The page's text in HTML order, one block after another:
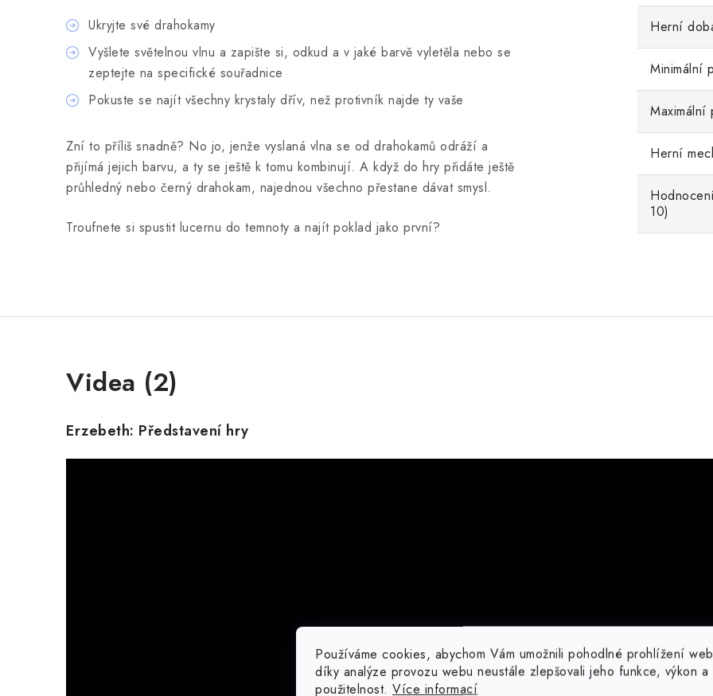
Používáme cookies, abychom Vám umožnili pohodlné prohlížení
díky analýze provozu webu neustále zlepšovali jeho funkce, výkon a
použitelnost. Více informací
Ukryjte své drahokamy
Vyšlete světelnou vlnu a zapište si, odkud a v jaké barvě vyletěla nebo se
zeptejte na specifické souřadnice
Pokuste se najít všechny krystaly dřív, než protivník najde ty vaše
Zní to příliš snadně? No jo, jenže vyslaná vlna se od drahokamů odráží a
přijímá jejich barvu, a ty se ještě k tomu kombinují. A když do hry přidáte ještě
průhledný nebo černý drahokam, najednou všechno přestane dávat smysl.
Troufnete si spustit lucernu do temnoty a najít poklad jako první?
Herní
Minimální
Maximální
Herní
10)
Videa (2)
Erzebeth: Představení hry